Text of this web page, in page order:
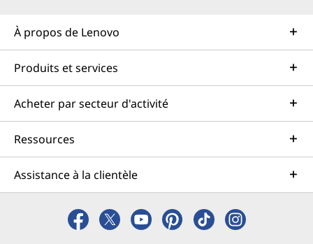
À propos de Lenovo
Produits et services
Acheter par secteur d'activité
Ressources
Assistance à la clientèle